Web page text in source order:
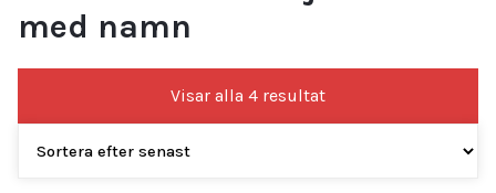
med namn
Visar alla 4 resultatSortera
efter